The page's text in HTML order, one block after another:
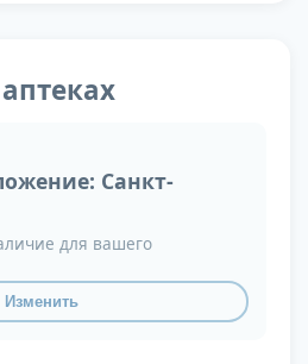
Санкт-
для вашего
Изменить